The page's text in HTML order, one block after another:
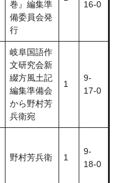
巻』編集準
備委員会発
行
16-0
岐阜国語作
文研究会新
綴方風土記
編集準備会
から野村芳
兵衛宛
1
9-
17-0
野村芳兵衛 1
9-
18-0